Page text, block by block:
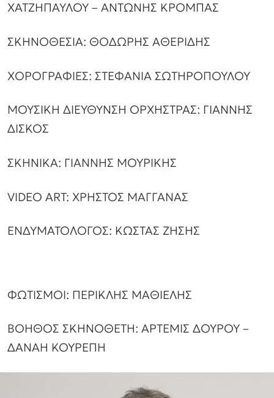
ΧΑΤΖΗΠΑΥΛΟΥ – ΑΝΤΩΝΗΣ ΚΡΟΜΠΑΣ
ΣΚΗΝΟΘΕΣΙΑ: ΘΟΔΩΡΗΣ ΑΘΕΡΙΔΗΣ
ΧΟΡΟΓΡΑΦΙΕΣ: ΣΤΕΦΑΝΙΑ ΣΩΤΗΡΟΠΟΥΛΟΥ
ΜΟΥΣΙΚΗ ΔΙΕΥΘΥΝΣΗ ΟΡΧΗΣΤΡΑΣ: ΓΙΑΝΝΗΣ
ΔΙΣΚΟΣ
ΣΚΗΝΙΚΑ: ΓΙΑΝΝΗΣ ΜΟΥΡΙΚΗΣ
VIDEO ART: ΧΡΗΣΤΟΣ ΜΑΓΓΑΝΑΣ
ΕΝΔΥΜΑΤΟΛΟΓΟΣ: ΚΩΣΤΑΣ ΖΗΣΗΣ
ΦΩΤΙΣΜΟΙ: ΠΕΡΙΚΛΗΣ ΜΑΘΙΕΛΗΣ
ΒΟΗΘΟΣ ΣΚΗΝΟΘΕΤΗ: ΑΡΤΕΜΙΣ ΔΟΥΡΟΥ –
ΔΑΝΑΗ ΚΟΥΡΕΠΗ